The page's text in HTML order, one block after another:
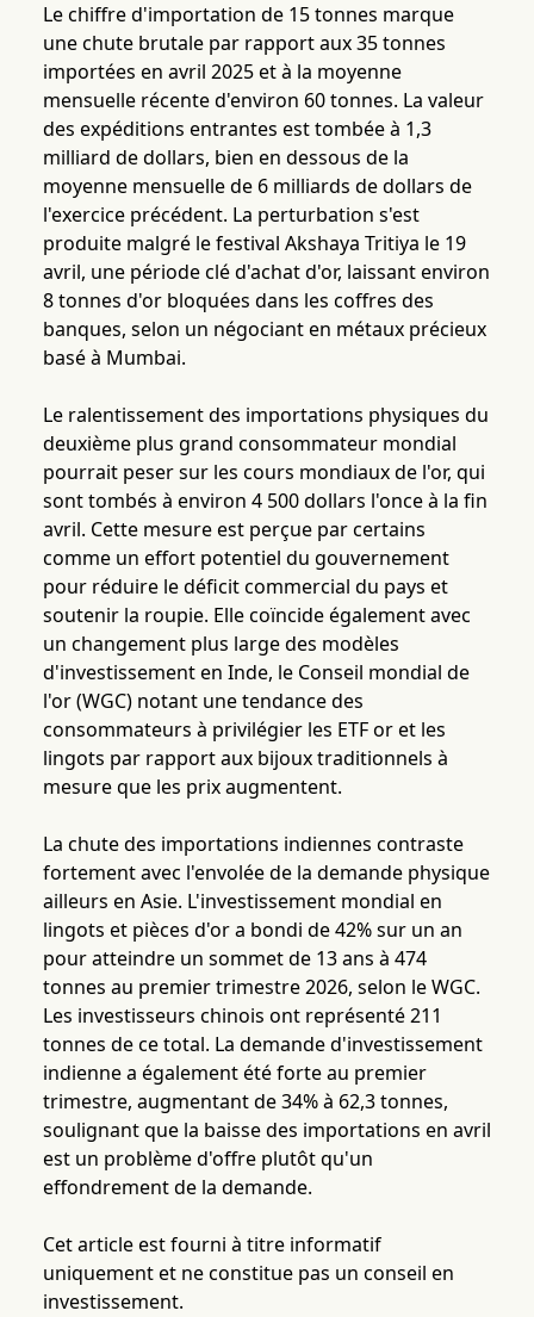
Le chiffre d'importation de 15 tonnes marque
une chute brutale par rapport aux 35 tonnes
importées en avril 2025 et à la moyenne
mensuelle récente d'environ 60 tonnes. La valeur
des expéditions entrantes est tombée à 1,3
milliard de dollars, bien en dessous de la
moyenne mensuelle de 6 milliards de dollars de
l'exercice précédent. La perturbation s'est
produite malgré le festival Akshaya Tritiya le 19
avril, une période clé d'achat d'or, laissant environ
8 tonnes d'or bloquées dans les coffres des
banques, selon un négociant en métaux précieux
basé à Mumbai.
Le ralentissement des importations physiques du
deuxième plus grand consommateur mondial
pourrait peser sur les cours mondiaux de l'or, qui
sont tombés à environ 4 500 dollars l'once à la fin
avril. Cette mesure est perçue par certains
comme un effort potentiel du gouvernement
pour réduire le déficit commercial du pays et
soutenir la roupie. Elle coïncide également avec
un changement plus large des modèles
d'investissement en Inde, le Conseil mondial de
l'or (WGC) notant une tendance des
consommateurs à privilégier les ETF or et les
lingots par rapport aux bijoux traditionnels à
mesure que les prix augmentent.
La chute des importations indiennes contraste
fortement avec l'envolée de la demande physique
ailleurs en Asie. L'investissement mondial en
lingots et pièces d'or a bondi de 42% sur un an
pour atteindre un sommet de 13 ans à 474
tonnes au premier trimestre 2026, selon le WGC.
Les investisseurs chinois ont représenté 211
tonnes de ce total. La demande d'investissement
indienne a également été forte au premier
trimestre, augmentant de 34% à 62,3 tonnes,
soulignant que la baisse des importations en avril
est un problème d'offre plutôt qu'un
effondrement de la demande.
Cet article est fourni à titre informatif
uniquement et ne constitue pas un conseil en
investissement.